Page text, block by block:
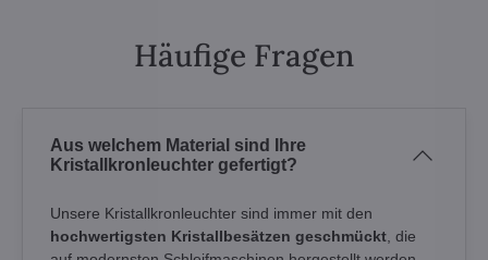
Häufige Fragen
Aus welchem Material sind Ihre
Kristallkronleuchter gefertigt?
Unsere Kristallkronleuchter sind immer mit den
hochwertigsten Kristallbesätzen geschmückt , die